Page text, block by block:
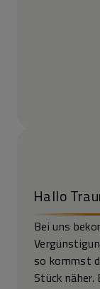
Hallo
Bei uns
so kommst
Stück